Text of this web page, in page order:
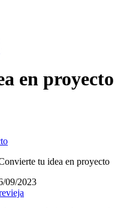
en proyecto
09/2023